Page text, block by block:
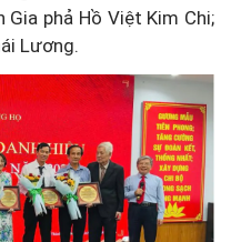
Gia phả Hồ Việt Kim Chi;
Lương.